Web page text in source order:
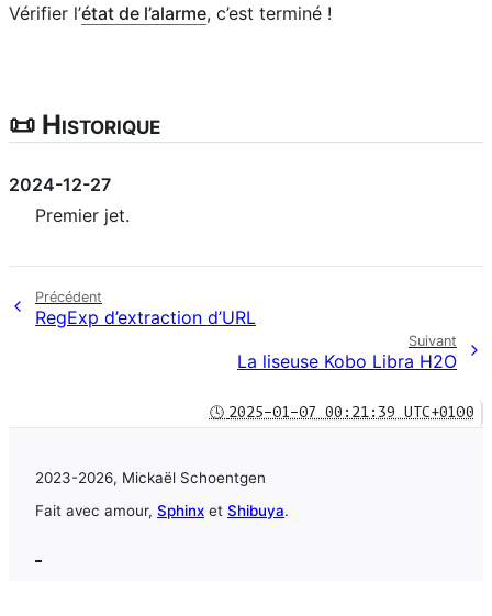
Vérifier l’état de l’alarme, c’est terminé !
📜 Historique
2024-12-27
Premier jet.
Précédent
RegExp d’extraction d’URL
Suivant
La liseuse Kobo Libra H2O
🕓 2025-01-07 00:21:39 UTC+0100
2023-2026, Mickaël Schoentgen
Fait avec amour, Sphinx et Shibuya.